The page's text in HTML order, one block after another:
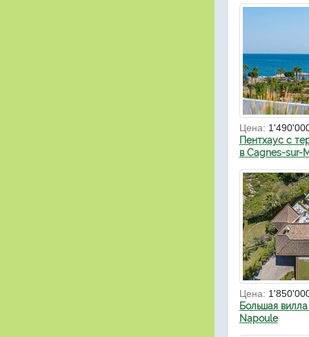
Цена:
Пентхаус с
в Cagnes-sur-
Цена:
Большая
Napoule